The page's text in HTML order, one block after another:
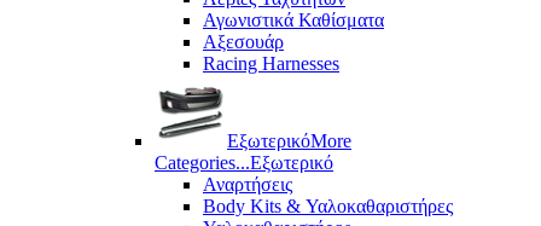
Αγωνιστικά Καθίσματα
Αξεσουάρ
Racing Harnesses
ΕξωτερικόMore
Categories...Εξωτερικό
Αναρτήσεις
Body Kits & Υαλοκαθαριστήρες